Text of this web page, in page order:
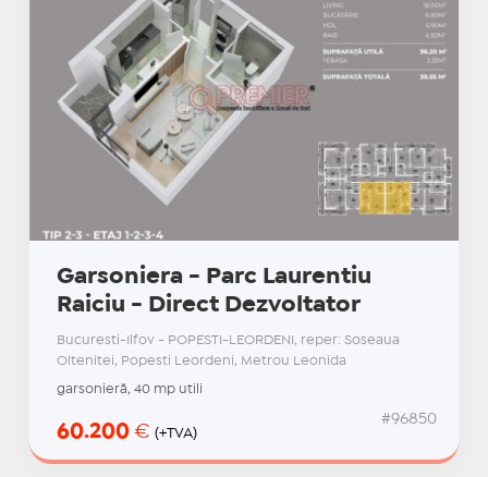
Garsoniera - Parc Laurentiu
Raiciu - Direct Dezvoltator
Bucuresti-Ilfov - POPESTI-LEORDENI, reper: Soseaua
Oltenitei, Popesti Leordeni, Metrou Leonida
garsonieră, 40 mp utili
60.200 € (+TVA)
#96850